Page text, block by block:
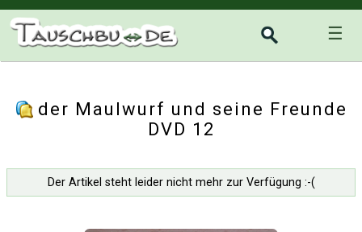
☰
der Maulwurf und seine Freunde
DVD 12
Der Artikel steht leider nicht mehr zur Verfügung :-(